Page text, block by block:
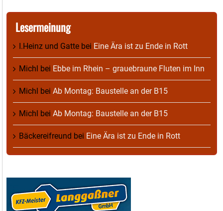
Lesermeinung
I.Heinz und Gatte bei Eine Ära ist zu Ende in Rott
Michl bei Ebbe im Rhein – grauebraune Fluten im Inn
Michl bei Ab Montag: Baustelle an der B15
Michl bei Ab Montag: Baustelle an der B15
Bäckereifreund bei Eine Ära ist zu Ende in Rott